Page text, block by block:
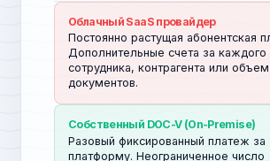
Облачный SaaS провайдер
Постоянно растущая абонентская
Дополнительные счета за каждого
сотрудника, контрагента или
документов.
Собственный DOC-V (On-Premise)
Разовый фиксированный платеж за
платформу. Неограниченное число